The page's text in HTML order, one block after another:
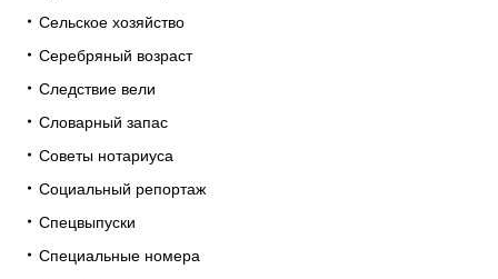
Сельское хозяйство
Серебряный возраст
Следствие вели
Словарный запас
Советы нотариуса
Социальный репортаж
Спецвыпуски
Специальные номера